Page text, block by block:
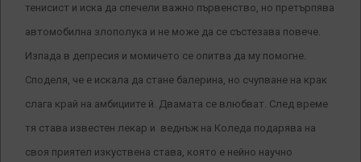
тенисист и иска да спечели важно първенство, но претърпява
автомобилна злополука и не може да се състезава повече.
Изпада в депресия и момичето се опитва да му помогне.
Споделя, че е искала да стане балерина, но счупване на крак
слага край на амбициите й. Двамата се влюбват. След време
тя става известен лекар и веднъж на Коледа подарява на
своя приятел изкуствена става, която е нейно научно